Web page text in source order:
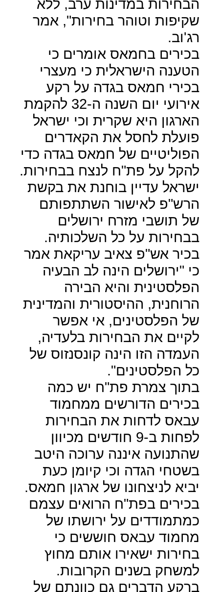
הבחירות במדינות ערב, ללא
שקיפות וטוהר בחירות", אמר
רג'וב.
בכירים בחמאס אומרים כי
הטענה הישראלית כי מעצרי
בכירי חמאס בגדה על רקע
אירועי יום השנה ה-32 להקמת
הארגון היא שקרית וכי ישראל
פועלת לחסל את הקאדרים
הפוליטיים של חמאס בגדה כדי
להקל על פת"ח לנצח בבחירות.
ישראל עדיין בוחנת את בקשת
הרש"פ לאישור השתתפותם
של תושבי מזרח ירושלים
בבחירות על כל השלכותיה.
בכיר אש"פ צאיב עריקאת אמר
כי "ירושלים הינה לב הבעיה
הפלסטינית והיא הבירה
הרוחנית, ההיסטורית והמדינית
של הפלסטינים, אי אפשר
לקיים את הבחירות בלעדיה,
העמדה הזו הינה קונסנזוס של
כל הפלסטינים".
בתוך צמרת פת"ח יש כמה
בכירים הדורשים ממחמוד
עבאס לדחות את הבחירות
לפחות ב-9 חודשים מכיוון
שהתנועה איננה ערוכה היטב
בשטחי הגדה וכי קיומן כעת
יביא לניצחונו של ארגון חמאס.
בכירים בפת"ח הרואים עצמם
כמתמודדים על ירושתו של
מחמוד עבאס חוששים כי
בחירות ישאירו אותם מחוץ
למשחק בשנים הקרובות.
ברקע הדברים גם כוונתם של